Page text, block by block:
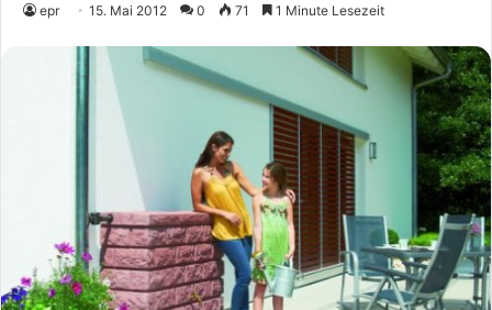
epr 15. Mai 2012 0 71 1 Minute Lesezeit